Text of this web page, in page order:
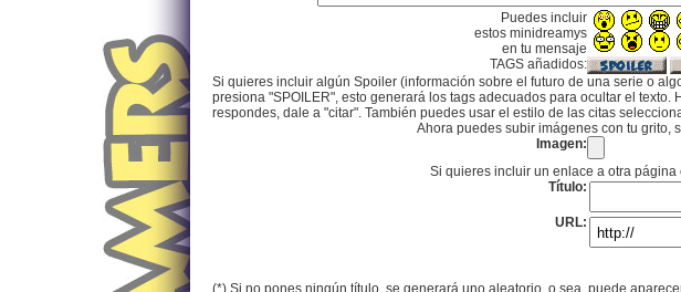
Puedes incluir
estos minidreamys
en tu mensaje
TAGS añadidos:
Si quieres incluir algún Spoiler (información sobre el futuro de una serie o
presiona "SPOILER", esto generará los tags adecuados para ocultar el
respondes, dale a "citar". También puedes usar el estilo de las citas
Ahora puedes subir imágenes con tu grito,
Imagen:
Si quieres incluir un enlace a otra
Título:
URL:
(*) Si no pones ningún título, se generará uno aleatorio, o sea, puede